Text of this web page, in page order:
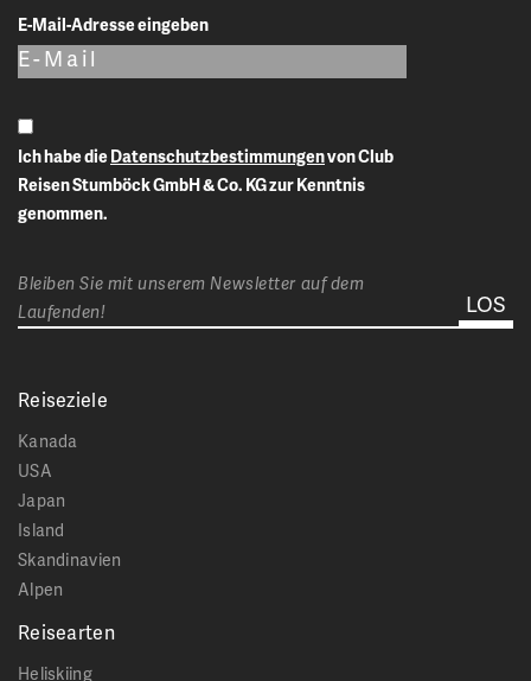
E-Mail-Adresse eingeben
Ich habe dieDatenschutzbestimmungen
Reisen Stumböck GmbH & Co. KG zur Kenntnis
genommen.
Bleiben Sie mit unserem Newsletter auf dem
Laufenden!
Reiseziele
Kanada
USA
Japan
Island
Skandinavien
Alpen
Reisearten
Heliskiing